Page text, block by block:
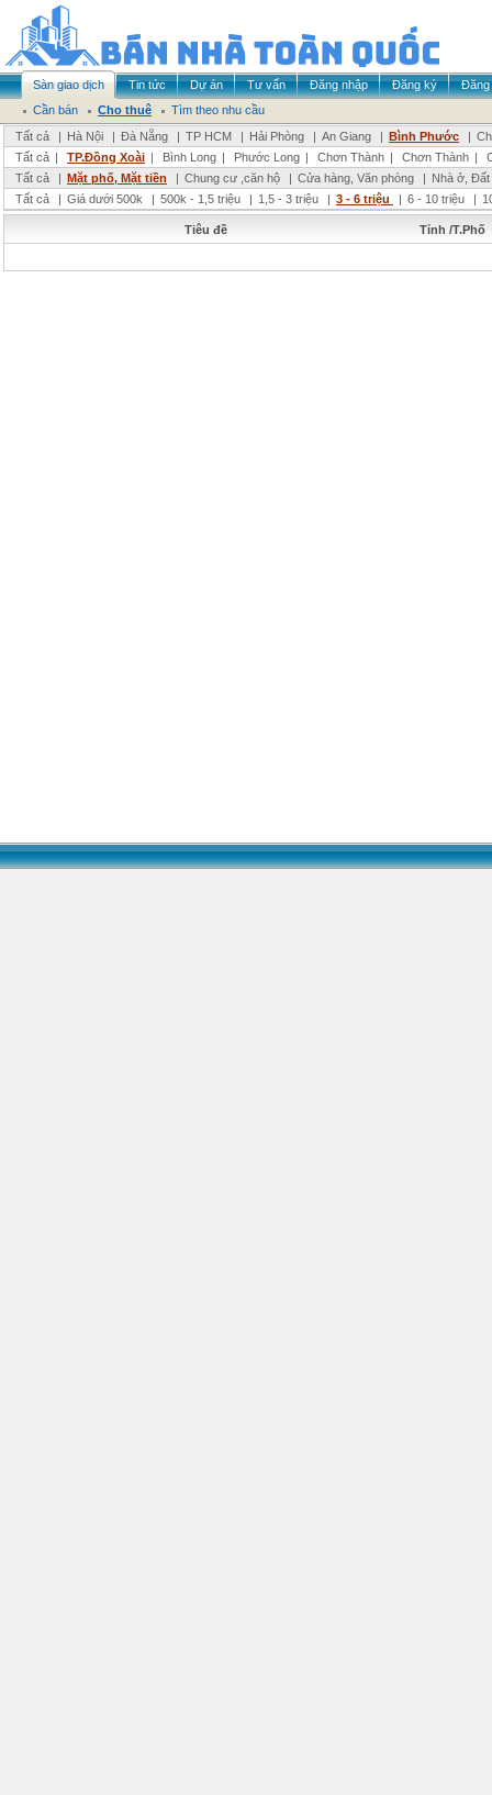
Sàn giao dịch Tin tức Dự án Tư vấn Đăng nhập Đăng ký
Đăng
Cần bán
Cho thuê
Tìm theo nhu cầu
Tất cả
| Hà Nội | Đà Nẵng | TP HCM | Hải Phòng | An Giang | Bình Phước |
Tất cả | TP.Đồng Xoài | Bình Long | Phước Long | Chơn Thành | Chơn Thành |
Tất cả
| Mặt phố, Mặt tiền | Chung cư ,căn hộ | Cửa hàng, Văn phòng | Nhà ở,
Tất cả
| Giá dưới 500k | 500k - 1,5 triệu | 1,5 - 3 triệu | 3 - 6 triệu | 6 - 10 triệu |
Tiêu đề Tỉnh /T.Phố